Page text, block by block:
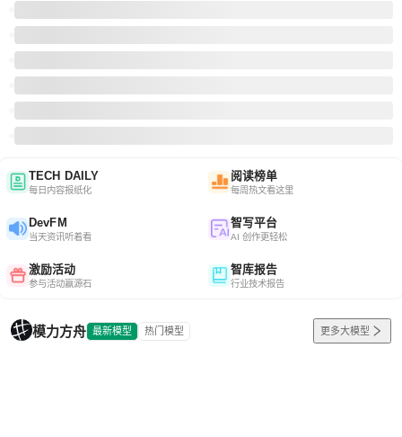
TECH DAILY
每日内容报纸化
阅读榜单
每周热文看这里
DevFM
当天资讯听着看
智写平台
AI 创作更轻松
激励活动
参与活动赢源石
智库报告
行业技术报告
模力方舟 最新模型 热门模型 更多大模型